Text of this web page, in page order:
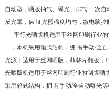
自动型，晒版抽气、曝光、排气一 次
反光罩，保 证光照强度均匀，微电脑控
平行光晒版机适用于丝网印刷行业的
一，本机采用箱式结构，拥 有手动/全
光源；适用于丝网晒版，菲林片翻版，
光晒版机适用于丝网印刷行业的制版晒
采用箱式结构，拥 有手动/全自动曝光